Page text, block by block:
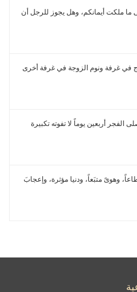
ما ملكت أيمانكم، وهل يجوز للرجل أن
في غرفة ونوم الزوجة في غرفة أخرى
أربعين يوماً لا تفوته تكبيرة
وهوىً متبَعاً، ودنيا مؤثرة، وإعجابَ